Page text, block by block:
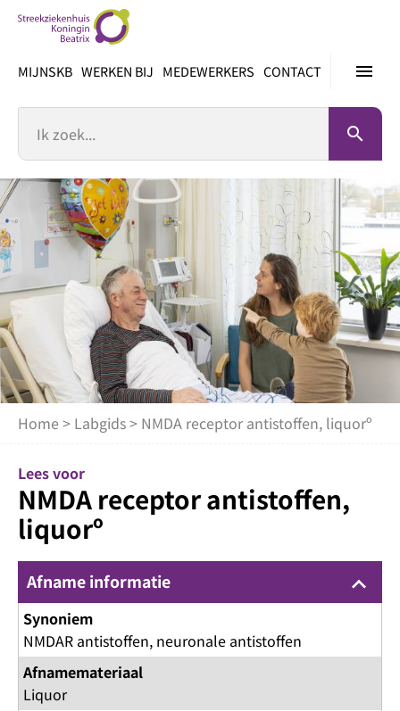
inhoud
menu
MIJNSKB WERKEN BIJ MEDEWERKERS CONTACT
search
Home > Labgids> NMDA receptor antistoffen, liquorº
Lees voor
NMDA receptor antistoffen,
liquorº
Afname informatie keyboard_arrow_up
Synoniem
NMDAR antistoffen, neuronale antistoffen
Afnamemateriaal
Liquor